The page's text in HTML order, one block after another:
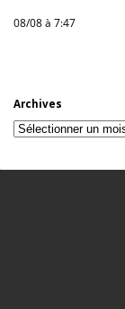
08/08 à 7:47
Archives
Archives